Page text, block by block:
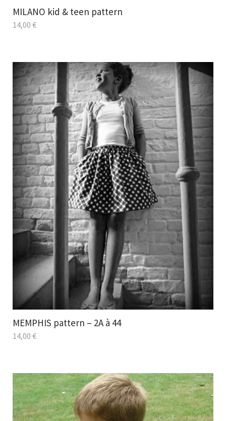
MILANO kid & teen pattern
14,00 €
MEMPHIS pattern – 2A à 44
14,00 €